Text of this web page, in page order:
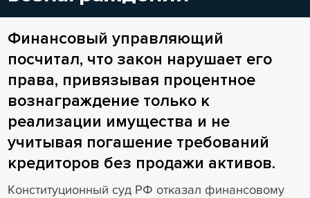
Финансовый управляющий
посчитал, что закон нарушает его
права, привязывая процентное
вознаграждение только к
реализации имущества и не
учитывая погашение требований
кредиторов без продажи активов.
Конституционный суд РФ отказал финансовому